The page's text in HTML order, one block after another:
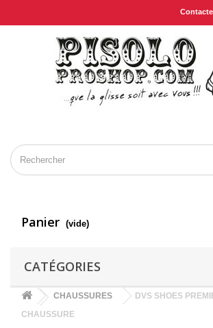
Panier (vide)
CATÉGORIES
CHAUSSURES
DVS SHOES
CHAUSSURE